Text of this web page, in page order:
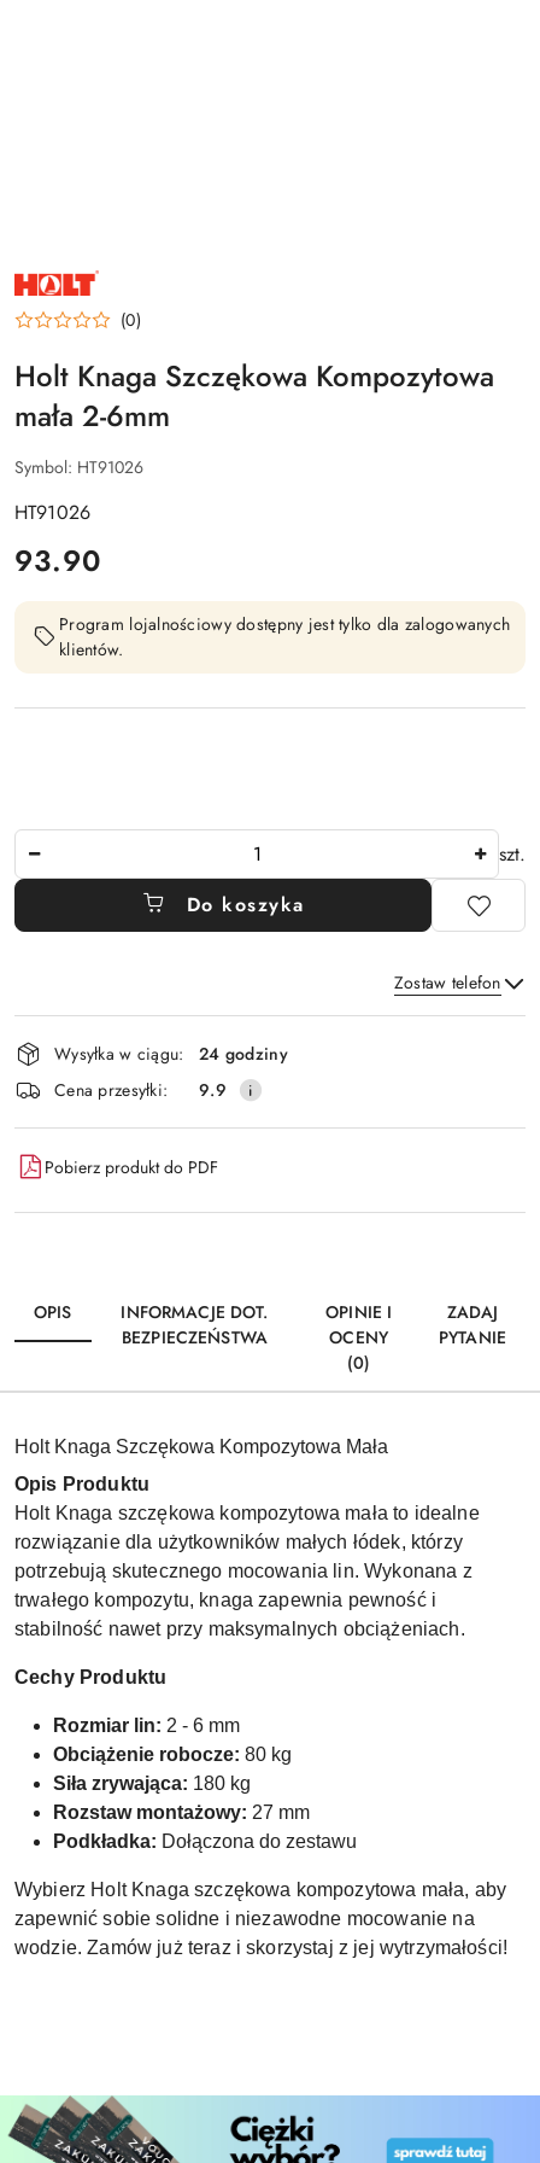
NAZWA
PRODUCENTA:
HOLT (0)
Holt Knaga Szczękowa Kompozytowa
mała 2-6mm
Symbol: HT91026
HT91026
cena:
93.90
Program lojalnościowy dostępny jest tylko dla zalogowanych
klientów.
szt.
Do koszyka
Zostaw telefon
Wyślij
Dostępność
i
dostawa
Wysyłka w ciągu:
24 godziny
Cena przesyłki:
9.9
Pobierz produkt do PDF
OPIS
INFORMACJE DOT.
BEZPIECZEŃSTWA
OPINIE I
OCENY
(0)
ZADAJ
PYTANIE
Holt Knaga Szczękowa Kompozytowa Mała
Opis Produktu
Holt Knaga szczękowa kompozytowa mała to idealne
rozwiązanie dla użytkowników małych łódek, którzy
potrzebują skutecznego mocowania lin. Wykonana z
trwałego kompozytu, knaga zapewnia pewność i
stabilność nawet przy maksymalnych obciążeniach.
Cechy Produktu
Rozmiar lin: 2 - 6 mm
Obciążenie robocze: 80 kg
Siła zrywająca: 180 kg
Rozstaw montażowy: 27 mm
Podkładka: Dołączona do zestawu
Wybierz Holt Knaga szczękowa kompozytowa mała, aby
zapewnić sobie solidne i niezawodne mocowanie na
wodzie. Zamów już teraz i skorzystaj z jej wytrzymałości!